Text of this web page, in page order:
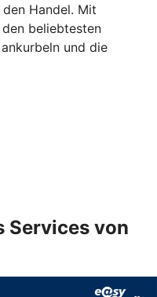
Handel. Mit
beliebtesten
und die
Services von